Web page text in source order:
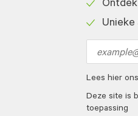
icon
icon
Unieke
address
Lees hier
Deze site is
toepassing